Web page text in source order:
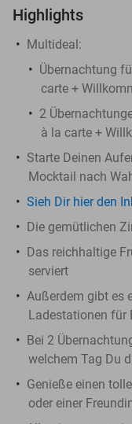
Highlights
Multideal:
Übernachtung
carte +
2
à la carte +
Starte Deinen
Mocktail nach
Sieh Dir hier den
Die gemütlichen
Das reichhaltige
serviert
Außerdem gibt es
Ladestationen für
Bei 2
welchem Tag Du
Genieße einen
oder einer